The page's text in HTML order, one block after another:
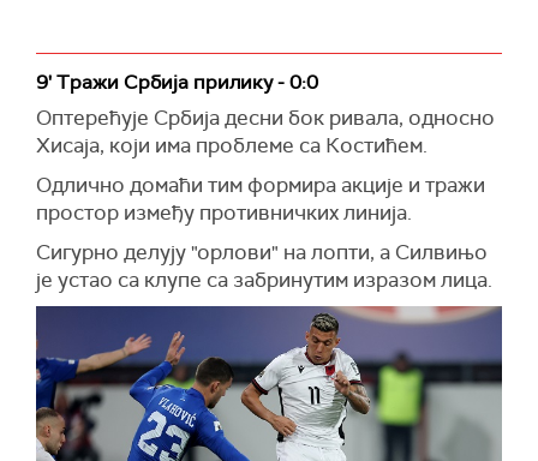
9' Тражи Србија прилику - 0:0
Оптерећује Србија десни бок ривала, односно
Хисаја, који има проблеме са Костићем.
Одлично домаћи тим формира акције и тражи
простор између противничких линија.
Сигурно делују "орлови" на лопти, а Силвињо
је устао са клупе са забринутим изразом лица.